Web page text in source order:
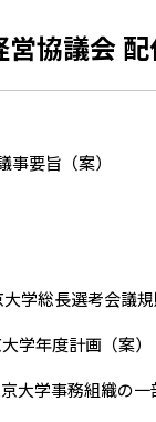
協議会 配
事要旨（案）
学総長選考会議規
学年度計画（案）
大学事務組織の一